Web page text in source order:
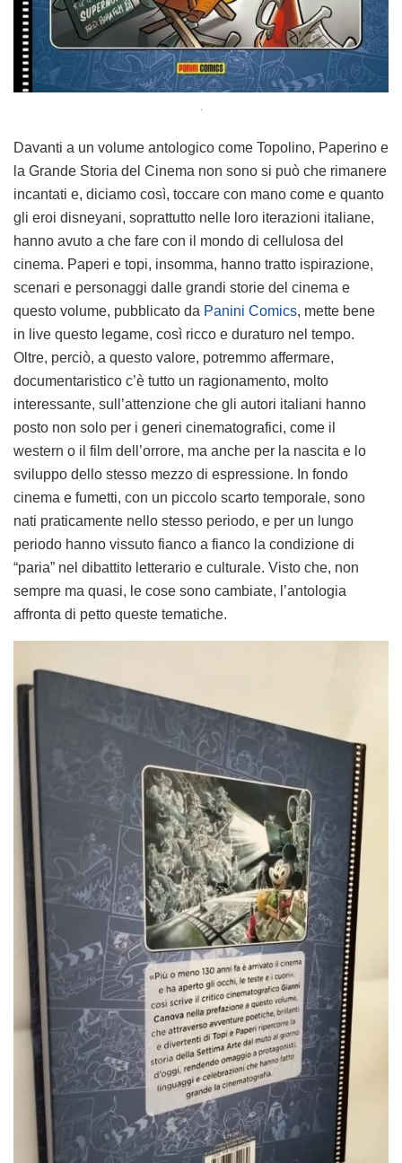
.
Davanti a un volume antologico come Topolino, Paperino e
la Grande Storia del Cinema non sono si può che rimanere
incantati e, diciamo così, toccare con mano come e quanto
gli eroi disneyani, soprattutto nelle loro iterazioni italiane,
hanno avuto a che fare con il mondo di cellulosa del
cinema. Paperi e topi, insomma, hanno tratto ispirazione,
scenari e personaggi dalle grandi storie del cinema e
questo volume, pubblicato da Panini Comics, mette bene
in live questo legame, così ricco e duraturo nel tempo.
Oltre, perciò, a questo valore, potremmo affermare,
documentaristico c’è tutto un ragionamento, molto
interessante, sull’attenzione che gli autori italiani hanno
posto non solo per i generi cinematografici, come il
western o il film dell’orrore, ma anche per la nascita e lo
sviluppo dello stesso mezzo di espressione. In fondo
cinema e fumetti, con un piccolo scarto temporale, sono
nati praticamente nello stesso periodo, e per un lungo
periodo hanno vissuto fianco a fianco la condizione di
“paria” nel dibattito letterario e culturale. Visto che, non
sempre ma quasi, le cose sono cambiate, l’antologia
affronta di petto queste tematiche.